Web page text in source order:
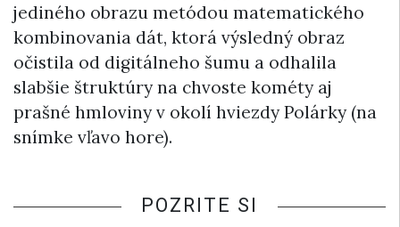
jediného obrazu metódou matematického
kombinovania dát, ktorá výsledný obraz
očistila od digitálneho šumu a odhalila
slabšie štruktúry na chvoste kométy aj
prašné hmloviny v okolí hviezdy Polárky (na
snímke vľavo hore).
POZRITE SI